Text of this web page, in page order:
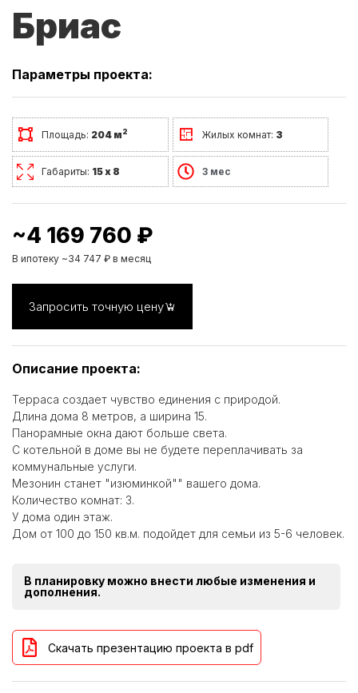
Бриас
Параметры проекта:
Площадь: 204 м2 Жилых комнат: 3
Габариты: 15 х 8 3 мес
~4 169 760 ₽
В ипотеку ~34 747 ₽ в месяц
Запросить точную цену
Описание проекта:
Терраса создает чувство единения с природой.
Длина дома 8 метров, а ширина 15.
Панорамные окна дают больше света.
С котельной в доме вы не будете переплачивать за
коммунальные услуги.
Мезонин станет "изюминкой"" вашего дома.
Количество комнат: 3.
У дома один этаж.
Дом от 100 до 150 кв.м. подойдет для семьи из 5-6 человек.
В планировку можно внести любые изменения и
дополнения.
Скачать презентацию проекта в pdf